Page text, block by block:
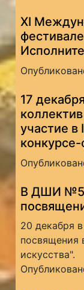
XI
17
участие
В ДШИ
20 декабря
посвящения
искусства".